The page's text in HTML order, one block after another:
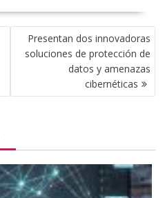
Presentan dos innovadoras
soluciones de protección de
datos y amenazas
cibernéticas